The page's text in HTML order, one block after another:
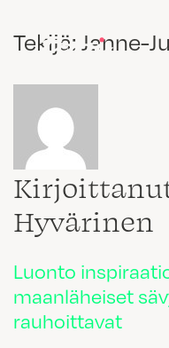
Tekijä:Janne-
Hyvärinen
Luonto
maanläheiset
rauhoittavat